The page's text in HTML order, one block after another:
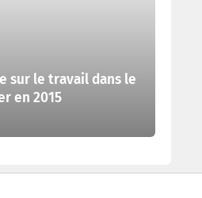
sur le travail dans le
en 2015